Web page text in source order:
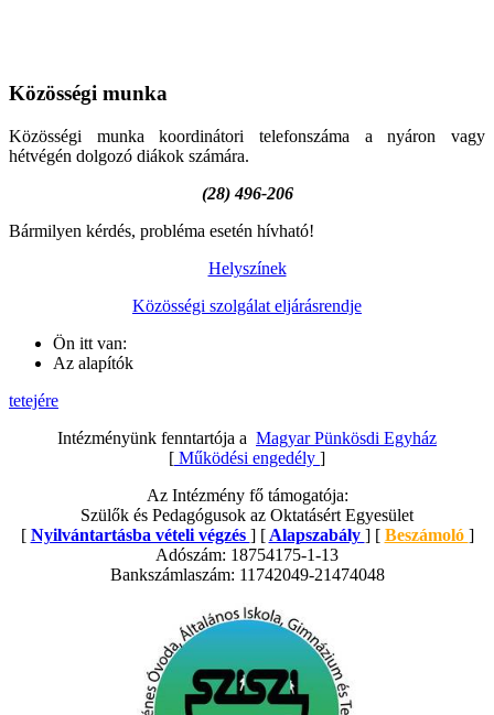
Közösségi munka
Közösségi munka koordinátori telefonszáma a nyáron vagy
hétvégén dolgozó diákok számára.
(28) 496-206
Bármilyen kérdés, probléma esetén hívható!
Helyszínek
Közösségi szolgálat eljárásrendje
Ön itt van:
Az alapítók
tetejére
Intézményünk fenntartója a Magyar Pünkösdi Egyház
[ Működési engedély ]
Az Intézmény fő támogatója:
Szülők és Pedagógusok az Oktatásért Egyesület
[ Nyilvántartásba vételi végzés ] [ Alapszabály ] [ Beszámoló ]
Adószám: 18754175-1-13
Bankszámlaszám: 11742049-21474048